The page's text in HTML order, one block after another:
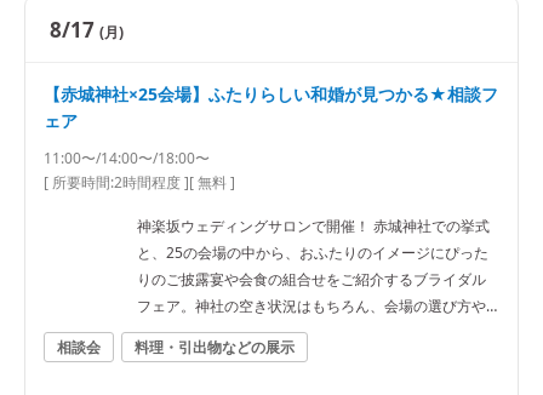
8/17 (月)
【赤城神社×25会場】ふたりらしい和婚が見つかる★相談フ
ェア
11:00〜/14:00〜/18:00〜
[ 所要時間:2時間程度][ 無料 ]
神楽坂ウェディングサロンで開催！ 赤城神社での挙式
と、25の会場の中から、おふたりのイメージにぴった
りのご披露宴や会食の組合せをご紹介するブライダル
フェア。神社の空き状況はもちろん、会場の選び方や
予算など、ご希望に合わせた“和”の結婚式をご提案いた
します。神社結婚式のプロに何でもご相談下さい！ ◆
相談会 料理・引出物などの展示